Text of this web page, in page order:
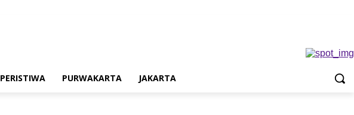
PERISTIWA PURWAKARTA JAKARTA